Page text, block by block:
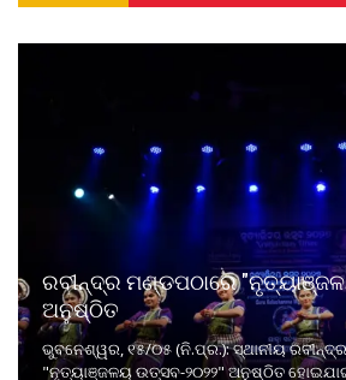
ରବୀନ୍ଦ୍ର ମଣ୍ଡପଠାରେ
ଅନୁଷ୍ଠିତ
ଭୁବନେଶ୍ୱର, ୧୫/୦୫ (ନି.ପ୍ର.): ସ୍ଥାନୀୟ
"ନୃତ୍ୟାଞ୍ଜଳୟ ଉତ୍ସବ-୨୦୨୨" ଅନୁଷ୍ଠିତ